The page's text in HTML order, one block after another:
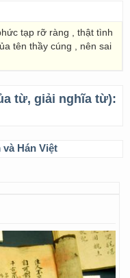
tạp rỡ ràng , thật tình
tên thầy cúng , nên sai
từ, giải nghĩa từ):
Hán Việt